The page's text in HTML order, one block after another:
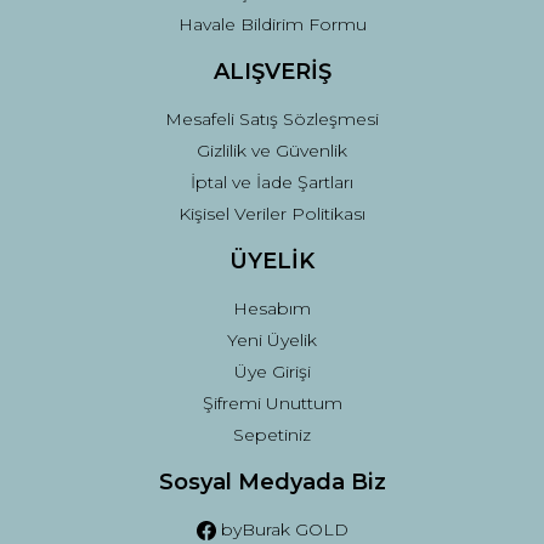
Havale Bildirim Formu
ALIŞVERİŞ
Mesafeli Satış Sözleşmesi
Gizlilik ve Güvenlik
İptal ve İade Şartları
Kişisel Veriler Politikası
ÜYELİK
Hesabım
Yeni Üyelik
Üye Girişi
Şifremi Unuttum
Sepetiniz
Sosyal Medyada Biz
byBurak GOLD